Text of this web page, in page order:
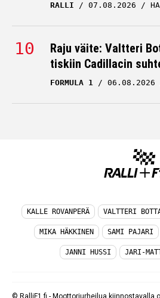
RALLI 07.08.2026
Raju väite: Valtteri
tiskiin Cadillacin
FORMULA 1 06.08.2026
KALLE ROVANPERÄ VALTTERI
MIKA HÄKKINEN SAMI PAJARI
JANNI HUSSI JARI-
© RalliF1.fi - Moottoriurheilua kiinnostavalla